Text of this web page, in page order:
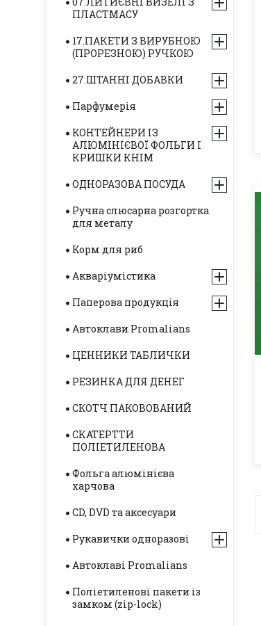
ПЛАСТМАСУ
17.ПАКЕТИ З ВИРУБНОЮ
(ПРОРЕЗНОЮ) РУЧКОЮ
27.ШТАННІ ДОБАВКИ
Парфумерія
КОНТЕЙНЕРИ ІЗ
АЛЮМІНІЄВОЇ ФОЛЬГИ І
КРИШКИ КНІМ
ОДНОРАЗОВА ПОСУДА
Ручна слюсарна розгортка
для металу
Корм для риб
Акваріумістика
Паперова продукція
Автоклави Promalians
ЦЕННИКИ ТАБЛИЧКИ
РЕЗИНКА ДЛЯ ДЕНЕГ
СКОТЧ ПАКОВОВАНИЙ
СКАТЕРТТИ
ПОЛІЕТИЛЕНОВА
Фольга алюмінієва
харчова
CD, DVD та аксесуари
Рукавички одноразові
Автоклаві Promalians
Поліетиленові пакети із
замком (zip-lock)